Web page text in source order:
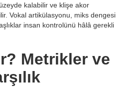
kalabilir ve klişe akor
Vokal artikülasyonu, miks dengesi
insan kontrolünü hâlâ gerekli
Metrikler ve